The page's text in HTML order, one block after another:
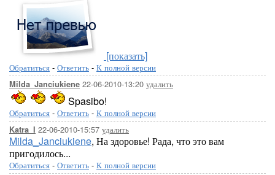
[показать]
Обратиться - Ответить - К полной версии
Milda_Janciukiene 22-06-2010-13:20 удалить
Spasibo!
Обратиться - Ответить - К полной версии
Katra_I 22-06-2010-15:57 удалить
Milda_Janciukiene, На здоровье! Рада, что это вам
пригодилось...
Обратиться - Ответить - К полной версии